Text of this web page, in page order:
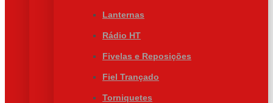
Lanternas
Rádio HT
Fivelas e Reposições
Fiel Trançado
Torniquetes